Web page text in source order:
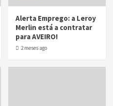
Alerta Emprego: a Leroy
Merlin está a contratar
para AVEIRO!
2 meses ago